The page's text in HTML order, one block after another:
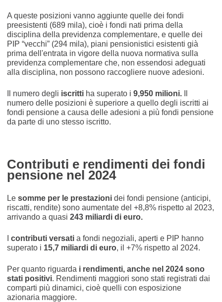
A queste posizioni vanno aggiunte quelle dei fondi
preesistenti (689 mila), cioè i fondi nati prima della
disciplina della previdenza complementare, e quelle dei
PIP “vecchi” (294 mila), piani pensionistici esistenti già
prima dell'entrata in vigore della nuova normativa sulla
previdenza complementare che, non essendosi adeguati
alla disciplina, non possono raccogliere nuove adesioni.
Il numero degli iscritti ha superato i 9,950 milioni.Il
numero delle posizioni è superiore a quello degli iscritti ai
fondi pensione a causa delle adesioni a più fondi pensione
da parte di uno stesso iscritto.
Contributi e rendimenti dei fondi
pensione nel 2024
Le somme per le prestazioni dei fondi pensione (anticipi,
riscatti, rendite) sono aumentate del +8,8% rispetto al 2023,
arrivando a quasi 243 miliardi di euro.
contributi versati a fondi negoziali, aperti e PIP hanno
superato i 15,7 miliardi di euro, il +7% rispetto al 2024.
Per quanto riguarda i rendimenti, anche nel 2024 sono
stati positivi. Rendimenti maggiori sono stati registrati dai
comparti più dinamici, cioè quelli con esposizione
azionaria maggiore.